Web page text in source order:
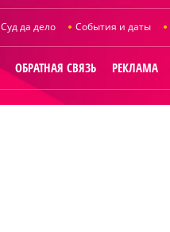
Суд да дело События и даты
ОБРАТНАЯ СВЯЗЬ РЕКЛАМА